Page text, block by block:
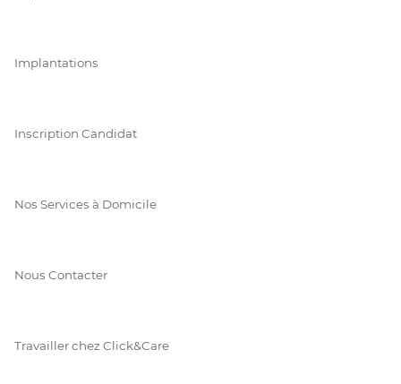
Implantations
Inscription Candidat
Nos Services à Domicile
Nous Contacter
Travailler chez Click&Care